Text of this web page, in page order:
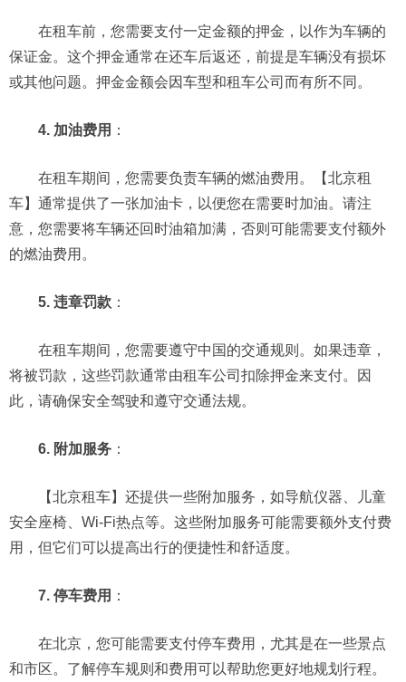
在租车前，您需要支付一定金额的押金，以作为车辆的
保证金。这个押金通常在还车后返还，前提是车辆没有损坏
或其他问题。押金金额会因车型和租车公司而有所不同。
4. 加油费用 ：
在租车期间，您需要负责车辆的燃油费用。【北京租
车】通常提供了一张加油卡，以便您在需要时加油。请注
意，您需要将车辆还回时油箱加满，否则可能需要支付额外
的燃油费用。
5. 违章罚款 ：
在租车期间，您需要遵守中国的交通规则。如果违章，
将被罚款，这些罚款通常由租车公司扣除押金来支付。因
此，请确保安全驾驶和遵守交通法规。
6. 附加服务 ：
【北京租车】还提供一些附加服务，如导航仪器、儿童
安全座椅、Wi-Fi热点等。这些附加服务可能需要额外支付费
用，但它们可以提高出行的便捷性和舒适度。
7. 停车费用 ：
在北京，您可能需要支付停车费用，尤其是在一些景点
和市区。了解停车规则和费用可以帮助您更好地规划行程。